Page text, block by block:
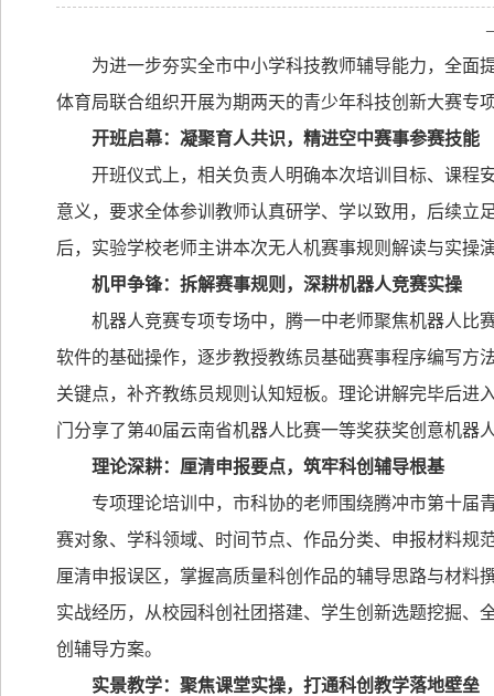
为进一步夯实全市中小学科技教师辅导能力，全面
体育局联合组织开展为期两天的青少年科技创新大赛专
开班启幕：凝聚育人共识，精进空中赛事参赛技能
开班仪式上，相关负责人明确本次培训目标、课程
意义，要求全体参训教师认真研学、学以致用，后续立
后，实验学校老师主讲本次无人机赛事规则解读与实操
机甲争锋：拆解赛事规则，深耕机器人竞赛实操
机器人竞赛专项专场中，腾一中老师聚焦机器人比
软件的基础操作，逐步教授教练员基础赛事程序编写方
关键点，补齐教练员规则认知短板。理论讲解完毕后进
门分享了第40届云南省机器人比赛一等奖获奖创意机器
理论深耕：厘清申报要点，筑牢科创辅导根基
专项理论培训中，市科协的老师围绕腾冲市第十届
赛对象、学科领域、时间节点、作品分类、申报材料规
厘清申报误区，掌握高质量科创作品的辅导思路与材料
实战经历，从校园科创社团搭建、学生创新选题挖掘、
创辅导方案。
实景教学：聚焦课堂实操，打通科创教学落地壁垒